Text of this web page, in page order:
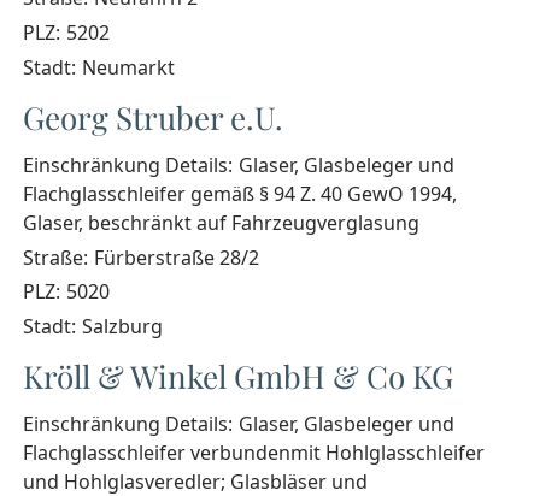
PLZ: 5202
Stadt: Neumarkt
Georg Struber e.U.
Einschränkung Details: Glaser, Glasbeleger und
Flachglasschleifer gemäß § 94 Z. 40 GewO 1994,
Glaser, beschränkt auf Fahrzeugverglasung
Straße: Fürberstraße 28/2
PLZ: 5020
Stadt: Salzburg
Kröll & Winkel GmbH & Co KG
Einschränkung Details: Glaser, Glasbeleger und
Flachglasschleifer verbundenmit Hohlglasschleifer
und Hohlglasveredler; Glasbläser und